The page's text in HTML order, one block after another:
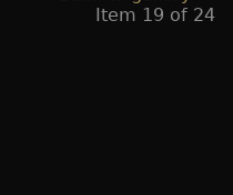
Item 19 of 24